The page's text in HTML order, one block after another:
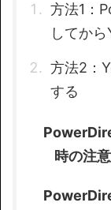
方法1：
してか
方法2：
する
時の注